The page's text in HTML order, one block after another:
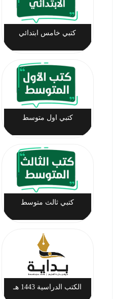
كتبي خامس ابتدائي
كتبي اول متوسط
كتبي ثالث متوسط
الكتب الدراسية 1443 هـ